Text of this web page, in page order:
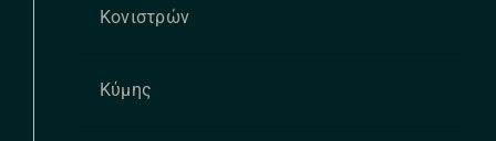
Κονιστρών
Κύμης